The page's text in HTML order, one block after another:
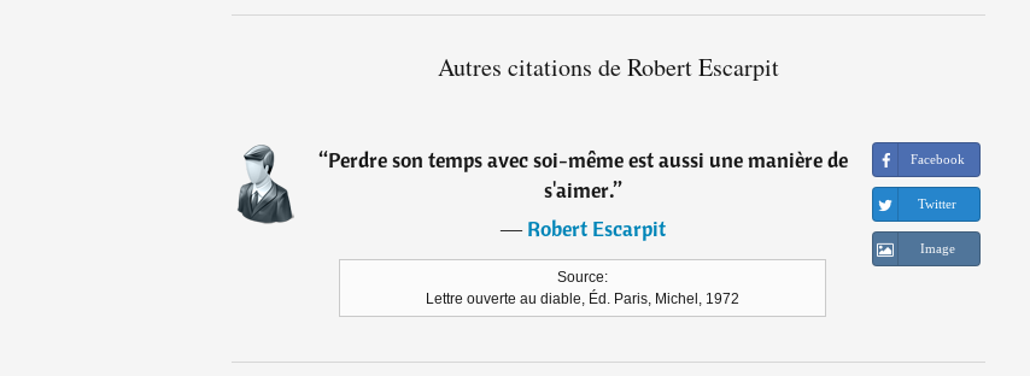
Autres citations de Robert Escarpit
“Perdre son temps avec soi-même est aussi une manière de
s'aimer.”
―Robert Escarpit
Source:
Lettre ouverte au diable, Éd. Paris, Michel, 1972
Facebook
Twitter
Image